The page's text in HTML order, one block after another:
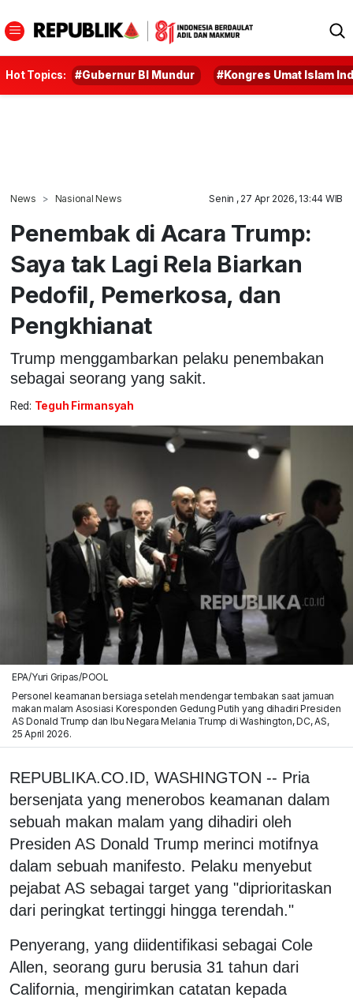
Hot Topics: #Gubernur BI Mundur #Kongres Umat Islam
News Nasional News Senin , 27 Apr 2026, 13:44 WIB
Penembak di Acara Trump:
Saya tak Lagi Rela Biarkan
Pedofil, Pemerkosa, dan
Pengkhianat
Trump menggambarkan pelaku penembakan
sebagai seorang yang sakit.
Red: Teguh Firmansyah
EPA/Yuri Gripas/POOL
Personel keamanan bersiaga setelah mendengar tembakan saat jamuan
makan malam Asosiasi Koresponden Gedung Putih yang dihadiri Presiden
AS Donald Trump dan Ibu Negara Melania Trump di Washington, DC, AS,
25 April 2026.
REPUBLIKA.CO.ID, WASHINGTON -- Pria
bersenjata yang menerobos keamanan dalam
sebuah makan malam yang dihadiri oleh
Presiden AS Donald Trump merinci motifnya
dalam sebuah manifesto. Pelaku menyebut
pejabat AS sebagai target yang "diprioritaskan
dari peringkat tertinggi hingga terendah."
Penyerang, yang diidentifikasi sebagai Cole
Allen, seorang guru berusia 31 tahun dari
California, mengirimkan catatan kepada